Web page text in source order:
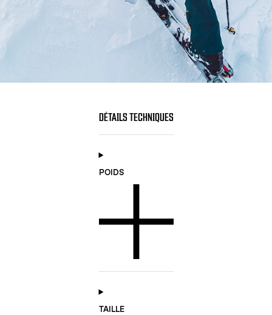
DÉTAILS TECHNIQUES
POIDS
TAILLE